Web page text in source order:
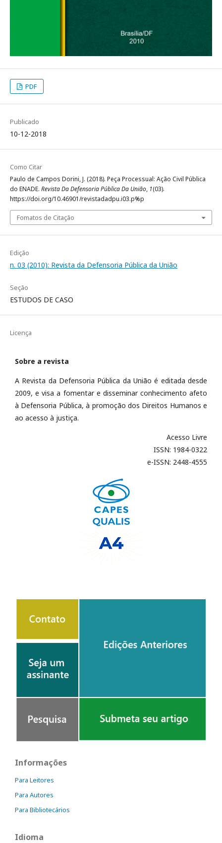
PDF
Publicado
10-12-2018
Como Citar
Paulo de Campos Dorini, J. (2018). Peça Processual: Ação Civil Pública
do ENADE. Revista Da Defensoria Pública Da União, 1(03).
https://doi.org/10.46901/revistadadpu.i03.p%p
Fomatos de Citação
Edição
n. 03 (2010): Revista da Defensoria Pública da União
Seção
ESTUDOS DE CASO
Licença
Sobre a revista
A Revista da Defensoria Pública da União é editada desde
2009, e visa a fomentar e disseminar conhecimento afeto
à Defensoria Pública, à promoção dos Direitos Humanos e
ao acesso à justiça.
Acesso Livre
ISSN: 1984-0322
e-ISSN: 2448-4555
Informações
Para Leitores
Para Autores
Para Bibliotecários
Idioma